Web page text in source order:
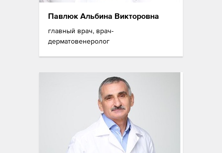
Павлюк Альбина Викторовна
главный врач, врач-
дерматовенеролог